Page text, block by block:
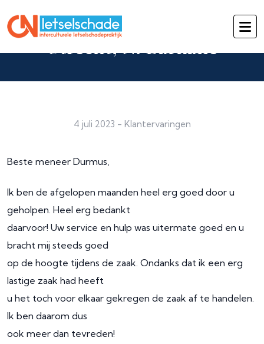
Utrecht, N. Barkane
4 juli 2023 - Klantervaringen
Beste meneer Durmus,
Ik ben de afgelopen maanden heel erg goed door u
geholpen. Heel erg bedankt
daarvoor! Uw service en hulp was uitermate goed en u
bracht mij steeds goed
op de hoogte tijdens de zaak. Ondanks dat ik een erg
lastige zaak had heeft
u het toch voor elkaar gekregen de zaak af te handelen.
Ik ben daarom dus
ook meer dan tevreden!